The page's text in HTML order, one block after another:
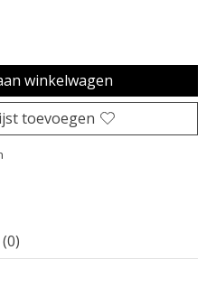
winkelwagen
toevoegen